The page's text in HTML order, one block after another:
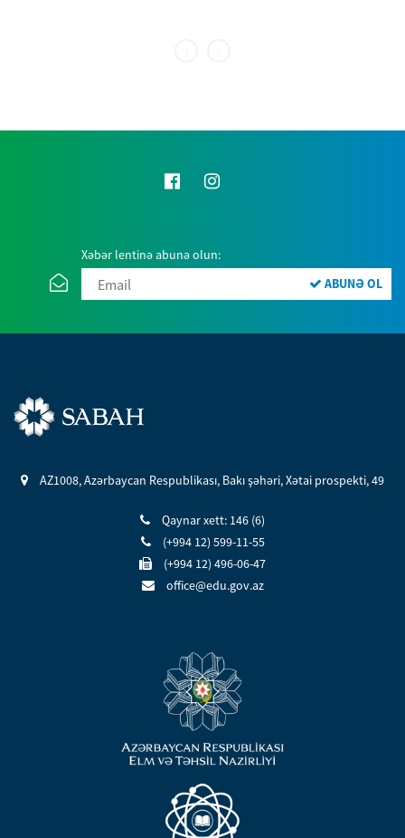
Xəbər lentinə abunə olun:
ABUNƏ OL
AZ1008, Azərbaycan Respublikası, Bakı şəhəri, Xətai prospekti, 49
Qaynar xett: 146 (6)
(+994 12) 599-11-55
(+994 12) 496-06-47
office@edu.gov.az